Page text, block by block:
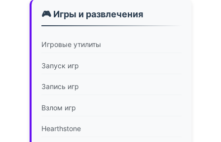
🎮 Игры и развлечения
Игровые утилиты
Запуск игр
Запись игр
Взлом игр
Hearthstone